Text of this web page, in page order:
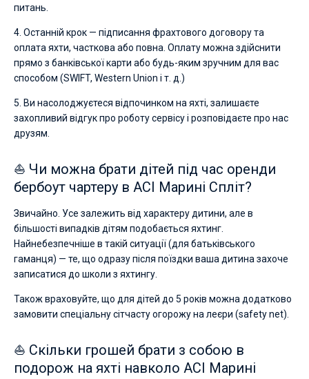
питань.
4. Останній крок — підписання фрахтового договору та
оплата яхти, часткова або повна. Оплату можна здійснити
прямо з банківської карти або будь-яким зручним для вас
способом (SWIFT, Western Union і т. д.)
5. Ви насолоджуєтеся відпочинком на яхті, залишаєте
захопливий відгук про роботу сервісу і розповідаєте про нас
друзям.
⛵ Чи можна брати дітей під час оренди
бербоут чартеру в ACI Марині Спліт?
Звичайно. Усе залежить від характеру дитини, але в
більшості випадків дітям подобається яхтинг.
Найнебезпечніше в такій ситуації (для батьківського
гаманця) — те, що одразу після поїздки ваша дитина захоче
записатися до школи з яхтингу.
Також враховуйте, що для дітей до 5 років можна додатково
замовити спеціальну сітчасту огорожу на леєри (safety net).
⛵ Скільки грошей брати з собою в
подорож на яхті навколо ACI Марині